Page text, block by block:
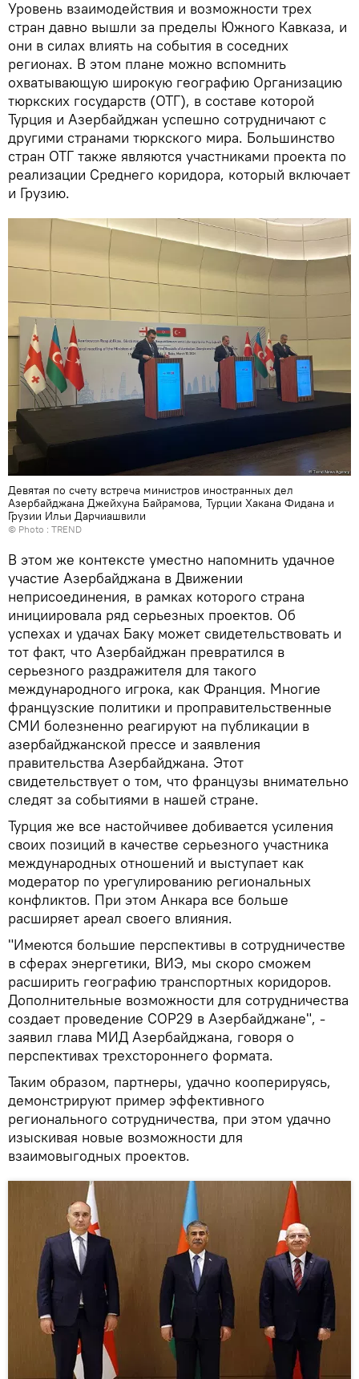
Уровень взаимодействия и возможности трех
стран давно вышли за пределы Южного Кавказа, и
они в силах влиять на события в соседних
регионах. В этом плане можно вспомнить
охватывающую широкую географию Организацию
тюркских государств (ОТГ), в составе которой
Турция и Азербайджан успешно сотрудничают с
другими странами тюркского мира. Большинство
стран ОТГ также являются участниками проекта по
реализации Среднего коридора, который включает
и Грузию.
Девятая по счету встреча министров иностранных дел
Азербайджана Джейхуна Байрамова, Турции Хакана Фидана и
Грузии Ильи Дарчиашвили
© Photo : TREND
В этом же контексте уместно напомнить удачное
участие Азербайджана в Движении
неприсоединения, в рамках которого страна
инициировала ряд серьезных проектов. Об
успехах и удачах Баку может свидетельствовать и
тот факт, что Азербайджан превратился в
серьезного раздражителя для такого
международного игрока, как Франция. Многие
французские политики и проправительственные
СМИ болезненно реагируют на публикации в
азербайджанской прессе и заявления
правительства Азербайджана. Этот
свидетельствует о том, что французы внимательно
следят за событиями в нашей стране.
Турция же все настойчивее добивается усиления
своих позиций в качестве серьезного участника
международных отношений и выступает как
модератор по урегулированию региональных
конфликтов. При этом Анкара все больше
расширяет ареал своего влияния.
"Имеются большие перспективы в сотрудничестве
в сферах энергетики, ВИЭ, мы скоро сможем
расширить географию транспортных коридоров.
Дополнительные возможности для сотрудничества
создает проведение СОР29 в Азербайджане", -
заявил глава МИД Азербайджана, говоря о
перспективах трехстороннего формата.
Таким образом, партнеры, удачно кооперируясь,
демонстрируют пример эффективного
регионального сотрудничества, при этом удачно
изыскивая новые возможности для
взаимовыгодных проектов.